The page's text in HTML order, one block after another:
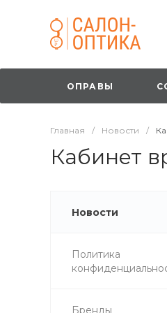
ОПРАВЫ
Главная / Новости /
Кабинет
Новости
Политика
Бренды